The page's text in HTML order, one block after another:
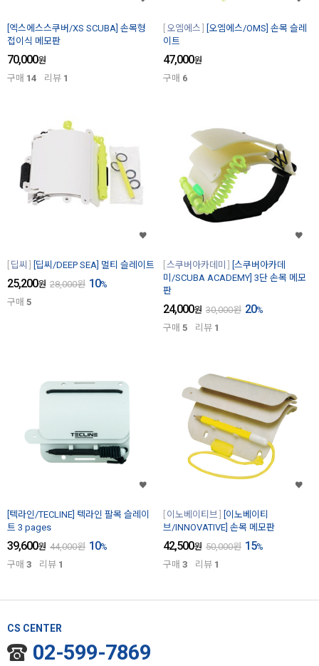
[엑스에스스쿠버/XS SCUBA] 손목형
접이식 메모판
70,000원
구매 14 리뷰 1
오엠에스
[오엠에스/OMS] 손목 슬레
이트
47,000원
구매 6
딥씨 [딥씨/DEEP SEA] 멀티 슬레이트
25,200원 28,000원 10%
구매 5
스쿠버아카데미
[스쿠버아카데
미/SCUBA ACADEMY] 3단 손목 메모
판
24,000원 30,000원 20%
구매 5 리뷰 1
[텍라인/TECLINE] 텍라인 팔목 슬레이
트 3 pages
39,600원 44,000원 10%
구매 3 리뷰 1
이노베이티브
[이노베이티
브/INNOVATIVE] 손목 메모판
42,500원 50,000원 15%
구매 3 리뷰 1
CS CENTER
02-599-7869